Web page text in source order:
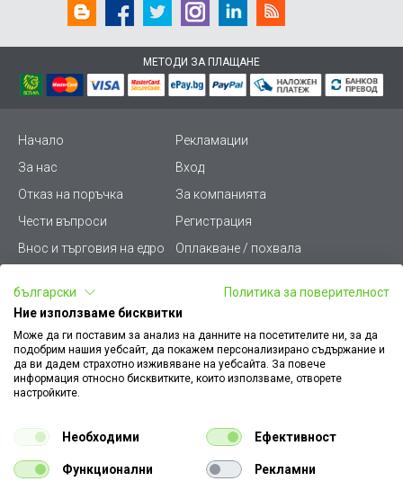
МЕТОДИ ЗА ПЛАЩАНЕ
Начало
Рекламации
За нас
Вход
Отказ на поръчка
За компанията
Чести въпроси
Регистрация
Внос и търговия на едро
Оплакване / похвала
Условия за ползване
Стани дистрибутор
Карта на сайта
Кариери
Как да намеря документ
към поръчка
Платформа за AРС
Конфигуратор за ел.
ключове и контакти
български
Политика за поверителност
Ние използваме бисквитки
Може да ги поставим за анализ на данните на посетителите ни, за да
подобрим нашия уебсайт, да покажем персонализирано съдържание и
да ви дадем страхотно изживяване на уебсайта. За повече
информация относно бисквитките, които използваме, отворете
настройките.
Необходими Ефективност
Функционални Рекламни